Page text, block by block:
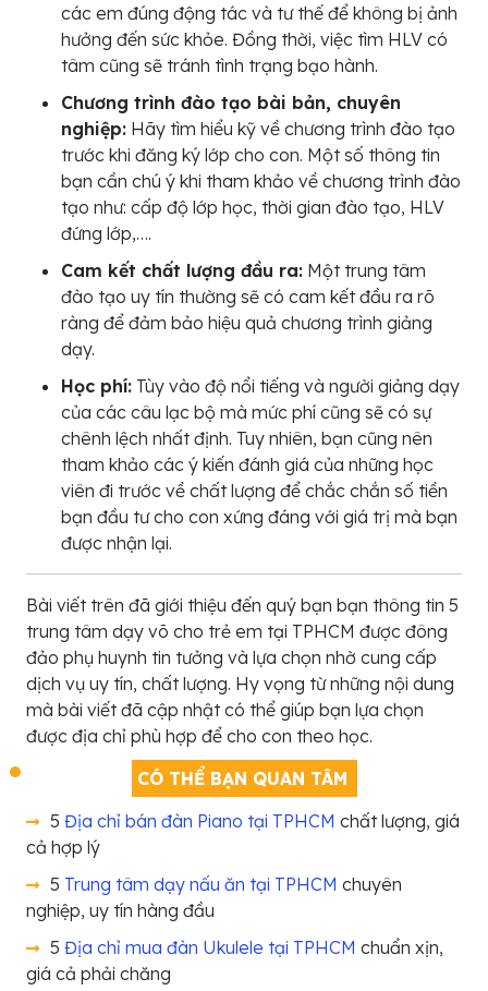
các em đúng động tác và tư thế để không bị ảnh
hưởng đến sức khỏe. Đồng thời, việc tìm HLV có
tâm cũng sẽ tránh tình trạng bạo hành.
Chương trình đào tạo bài bản, chuyên
nghiệp: Hãy tìm hiểu kỹ về chương trình đào tạo
trước khi đăng ký lớp cho con. Một số thông tin
bạn cần chú ý khi tham khảo về chương trình đào
tạo như: cấp độ lớp học, thời gian đào tạo, HLV
đứng lớp,….
Cam kết chất lượng đầu ra: Một trung tâm
đào tạo uy tín thường sẽ có cam kết đầu ra rõ
ràng để đảm bảo hiệu quả chương trình giảng
dạy.
Học phí: Tùy vào độ nổi tiếng và người giảng dạy
của các câu lạc bộ mà mức phí cũng sẽ có sự
chênh lệch nhất định. Tuy nhiên, bạn cũng nên
tham khảo các ý kiến đánh giá của những học
viên đi trước về chất lượng để chắc chắn số tiền
bạn đầu tư cho con xứng đáng với giá trị mà bạn
được nhận lại.
Bài viết trên đã giới thiệu đến quý bạn bạn thông tin 5
trung tâm dạy võ cho trẻ em tại TPHCM được đông
đảo phụ huynh tin tưởng và lựa chọn nhờ cung cấp
dịch vụ uy tín, chất lượng. Hy vọng từ những nội dung
mà bài viết đã cập nhật có thể giúp bạn lựa chọn
được địa chỉ phù hợp để cho con theo học.
CÓ THỂ BẠN QUAN TÂM
5 Địa chỉ bán đàn Piano tại TPHCM chất lượng, giá
cả hợp lý
5 Trung tâm dạy nấu ăn tại TPHCM chuyên
nghiệp, uy tín hàng đầu
5 Địa chỉ mua đàn Ukulele tại TPHCM chuẩn xịn,
giá cả phải chăng